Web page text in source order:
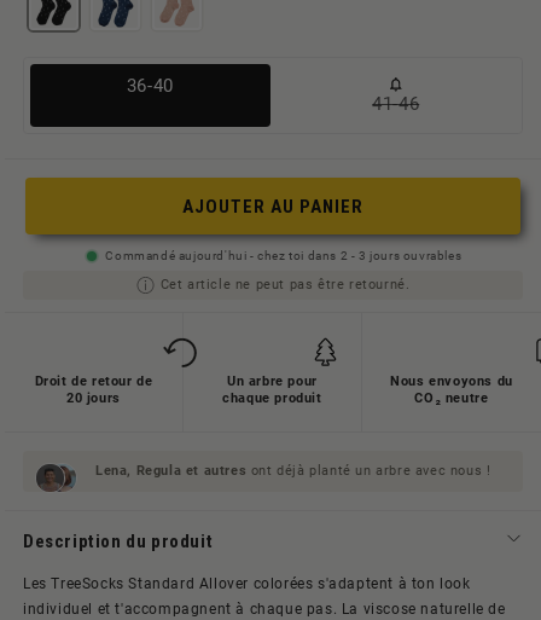
36-40
nicht
41-46Variante
oder
verfügbar
AJOUTER AU PANIER
Commandé aujourd'hui - chez toi dans 2 - 3 jours ouvrables
Cet article ne peut pas être retourné.
Droit de retour de
20 jours
Un arbre pour
chaque produit
Nous envoyons du
CO₂ neutre
Lena, Regula et autres ont déjà planté un arbre avec nous !
Description du produit
Les TreeSocks Standard Allover colorées s'adaptent à ton look
individuel et t'accompagnent à chaque pas. La viscose naturelle de